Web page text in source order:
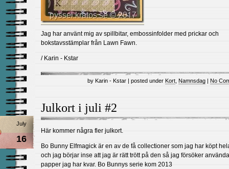
Jag har använt mig av spillbitar, embossinfolder med prickar och
bokstavsstämplar från Lawn Fawn.
/ Karin - Kstar
by Karin - Kstar | posted under Kort Namnsdag | No
Julkort i juli #2
July
16
Här kommer några fler julkort.
Bo Bunny Elfmagick är en av de få collectioner som jag har köpt
och jag börjar inse att jag är rätt trött på den så jag försöker
papper jag har kvar. Bo Bunnys serie kom 2013